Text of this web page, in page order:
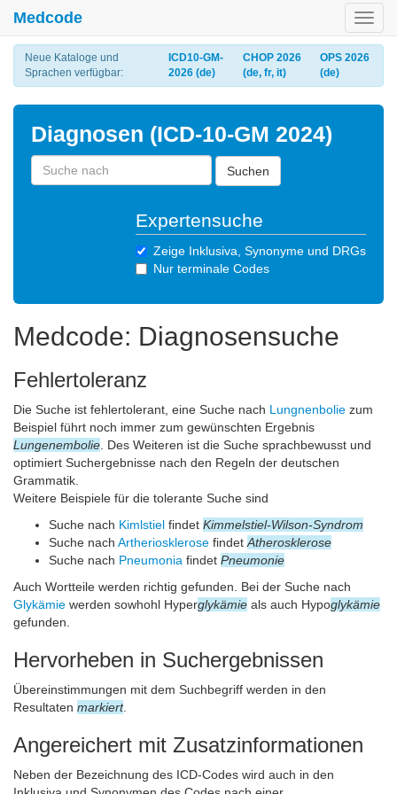
Medcode
Neue Kataloge und
Sprachen verfügbar:
ICD10-GM-
2026 (de)
CHOP 2026
(de, fr, it)
OPS 2026
(de)
Diagnosen (ICD-10-GM 2024)
Suchen
Expertensuche
Zeige Inklusiva, Synonyme und DRGs
Nur terminale Codes
Medcode: Diagnosensuche
Fehlertoleranz
Die Suche ist fehlertolerant, eine Suche nach Lungnenbolie zum
Beispiel führt noch immer zum gewünschten Ergebnis
Lungenembolie . Des Weiteren ist die Suche sprachbewusst und
optimiert Suchergebnisse nach den Regeln der deutschen
Grammatik.
Weitere Beispiele für die tolerante Suche sind
Suche nach Kimlstiel findet Kimmelstiel-Wilson-Syndrom
Suche nach Artheriosklerose findet Atherosklerose
Suche nach Pneumonia findet Pneumonie
Auch Wortteile werden richtig gefunden. Bei der Suche nach
Glykämie werden sowhohl Hyperglykämie als auch Hypoglykämie
gefunden.
Hervorheben in Suchergebnissen
Übereinstimmungen mit dem Suchbegriff werden in den
Resultaten markiert.
Angereichert mit Zusatzinformationen
Neben der Bezeichnung des ICD-Codes wird auch in den